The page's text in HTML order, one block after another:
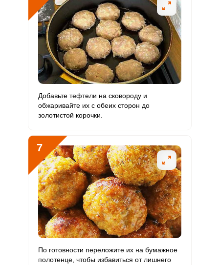
Добавьте тефтели на сковороду и
обжаривайте их с обеих сторон до
золотистой корочки.
7
По готовности переложите их на бумажное
полотенце, чтобы избавиться от лишнего